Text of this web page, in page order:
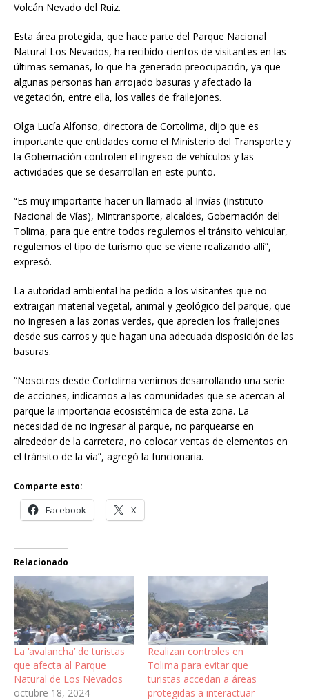
Volcán Nevado del Ruiz.
Esta área protegida, que hace parte del Parque Nacional
Natural Los Nevados, ha recibido cientos de visitantes en las
últimas semanas, lo que ha generado preocupación, ya que
algunas personas han arrojado basuras y afectado la
vegetación, entre ella, los valles de frailejones.
Olga Lucía Alfonso, directora de Cortolima, dijo que es
importante que entidades como el Ministerio del Transporte y
la Gobernación controlen el ingreso de vehículos y las
actividades que se desarrollan en este punto.
“Es muy importante hacer un llamado al Invías (Instituto
Nacional de Vías), Mintransporte, alcaldes, Gobernación del
Tolima, para que entre todos regulemos el tránsito vehicular,
regulemos el tipo de turismo que se viene realizando allí”,
expresó.
La autoridad ambiental ha pedido a los visitantes que no
extraigan material vegetal, animal y geológico del parque, que
no ingresen a las zonas verdes, que aprecien los frailejones
desde sus carros y que hagan una adecuada disposición de las
basuras.
“Nosotros desde Cortolima venimos desarrollando una serie
de acciones, indicamos a las comunidades que se acercan al
parque la importancia ecosistémica de esta zona. La
necesidad de no ingresar al parque, no parquearse en
alrededor de la carretera, no colocar ventas de elementos en
el tránsito de la vía”, agregó la funcionaria.
Comparte esto:
Facebook X
Relacionado
La ‘avalancha’ de turistas
que afecta al Parque
Natural de Los Nevados
octubre 18, 2024
Realizan controles en
Tolima para evitar que
turistas accedan a áreas
protegidas a interactuar